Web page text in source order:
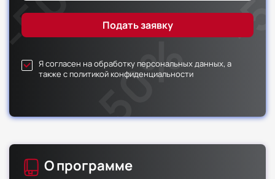
Я согласен на обработку персональных данных, а
также с политикой конфиденциальности
О программе